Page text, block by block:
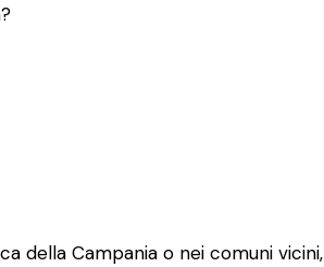
della Campania o nei comuni